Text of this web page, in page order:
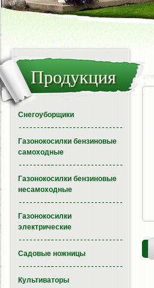
Продукция
Снегоуборщики
Газонокосилки бензиновые
самоходные
Газонокосилки бензиновые
несамоходные
Газонокосилки
электрические
Садовые ножницы
Культиваторы